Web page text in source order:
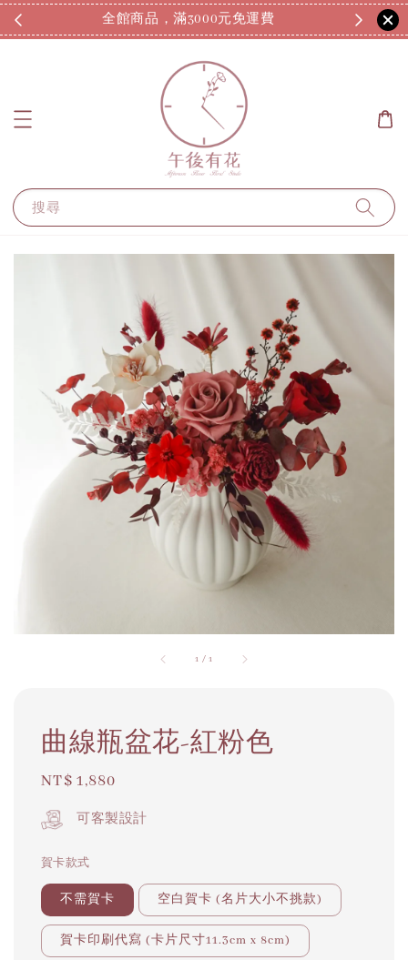
全館商品，滿3000元免運費 7/
搜尋
1 /1
曲線瓶盆花-紅粉色
Regular
price
NT$ 1,880
可客製設計
賀卡款式
不需賀卡 空白賀卡 (名片大小不挑款)
賀卡印刷代寫 (卡片尺寸11.3cm x 8cm)